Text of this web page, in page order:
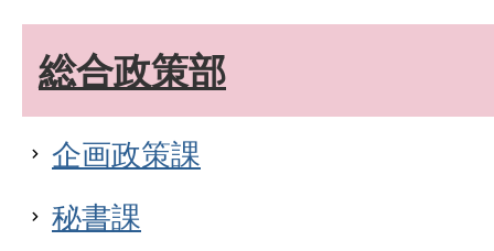
総合政策部
企画政策課
秘書課